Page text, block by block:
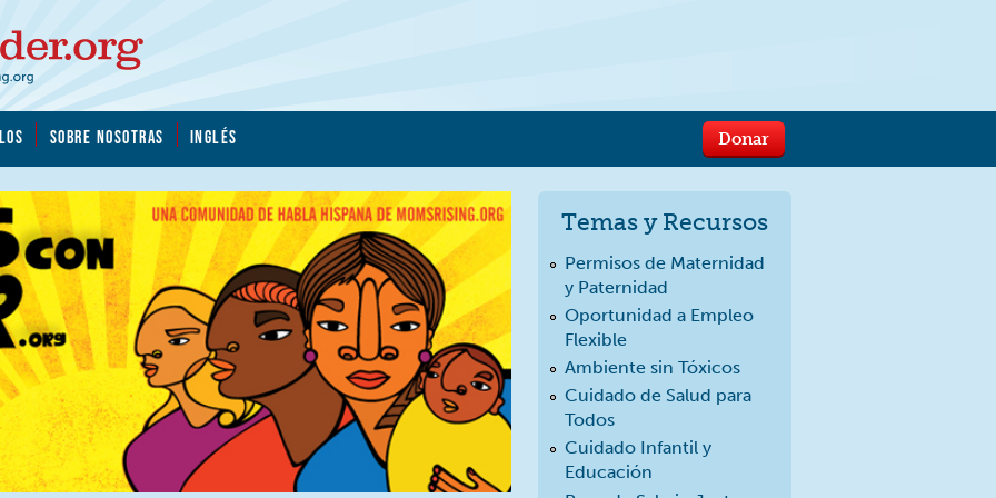
SOBRE NOSOTRAS INGLÉS Donar
Temas y Recursos
Permisos de Maternidad
y Paternidad
Oportunidad a Empleo
Flexible
Ambiente sin Tóxicos
Cuidado de Salud para
Todos
Cuidado Infantil y
Educación